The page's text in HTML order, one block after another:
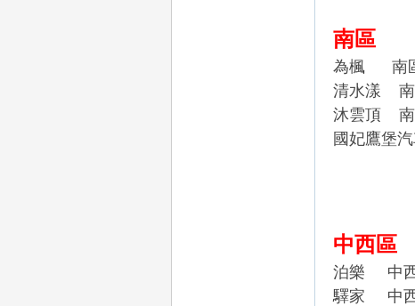
南區
為楓 南
清水漾
沐雲頂
國妃鷹堡
中西區
泊樂 中
驛家
中